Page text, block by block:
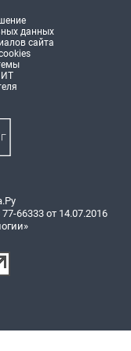
данных
сайта
ИТ
66333 от 14.07.2016